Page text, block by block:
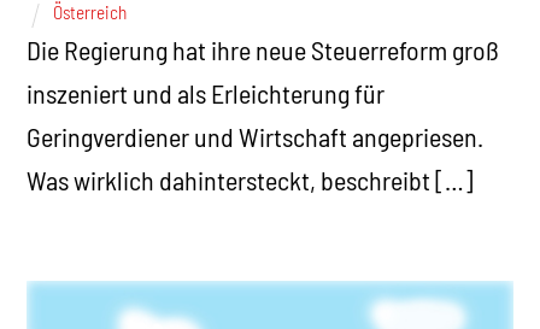
Österreich
Die Regierung hat ihre neue Steuerreform groß
inszeniert und als Erleichterung für
Geringverdiener und Wirtschaft angepriesen.
Was wirklich dahintersteckt, beschreibt […]